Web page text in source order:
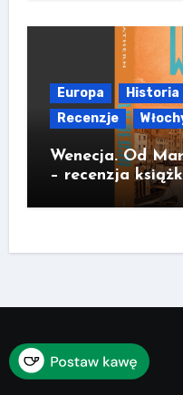
Europa Historia
Recenzje
Wenecja. Od
– recenzja